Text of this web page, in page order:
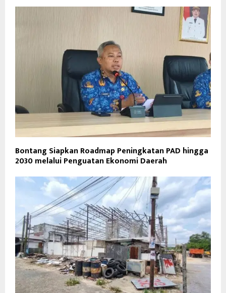
Bontang Siapkan Roadmap Peningkatan PAD hingga
2030 melalui Penguatan Ekonomi Daerah